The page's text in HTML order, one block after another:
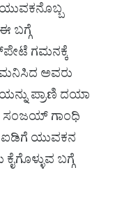
ಬಗ್ಗೆ
ಗಮನಕ್ಕೆ
ಅವರು
ಪ್ರಾಣಿ ದಯಾ
ಸಂಜಯ್ ಗಾಂಧಿ
ಯುವಕನ
ಬಗ್ಗೆ